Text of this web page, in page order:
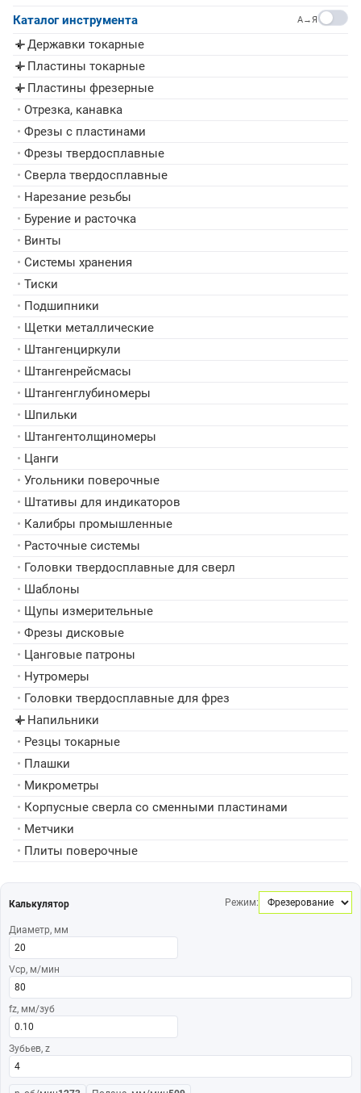
Каталог инструмента A→Я
▸ Державки токарные
▸ Пластины токарные
▸ Пластины фрезерные
• Отрезка, канавка
• Фрезы с пластинами
• Фрезы твердосплавные
• Сверла твердосплавные
• Нарезание резьбы
• Бурение и расточка
• Винты
• Системы хранения
• Тиски
• Подшипники
• Щетки металлические
• Штангенциркули
• Штангенрейсмасы
• Штангенглубиномеры
• Шпильки
• Штангентолщиномеры
• Цанги
• Угольники поверочные
• Штативы для индикаторов
• Калибры промышленные
• Расточные системы
• Головки твердосплавные для сверл
• Шаблоны
• Щупы измерительные
• Фрезы дисковые
• Цанговые патроны
• Нутромеры
• Головки твердосплавные для фрез
▸ Напильники
• Резцы токарные
• Плашки
• Микрометры
• Корпусные сверла со сменными пластинами
• Метчики
• Плиты поверочные
Калькулятор Режим:
Диаметр, мм
Vср, м/мин
fz, мм/зуб
Зубьев, z